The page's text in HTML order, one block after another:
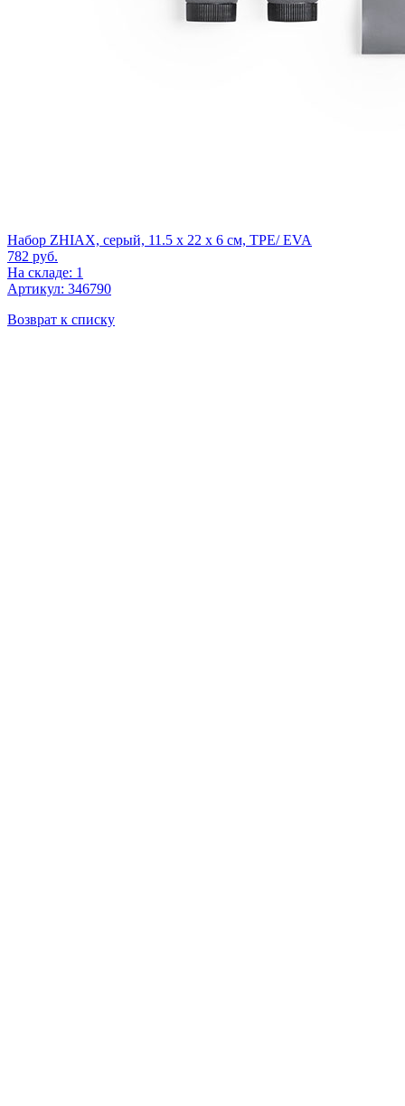
Набор ZHIAX, серый, 11.5 x 22 x 6 см, TPE/ EVA
782 руб.
На складе: 1
Артикул: 346790
Возврат к списку